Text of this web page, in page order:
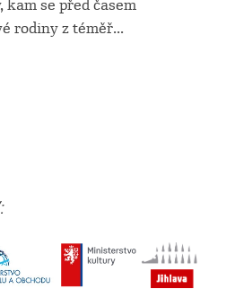
se před časem
rodiny z téměř...